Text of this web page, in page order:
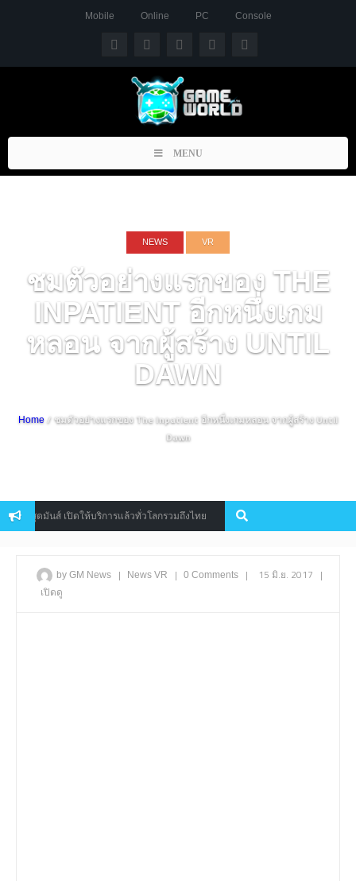
Mobile Online PC Console
Toggle
navigation
MENU
NEWS VR
ชมตัวอย่างแรกของ THE
INPATIENT อีกหนึ่งเกม
หลอน จากผู้สร้าง UNTIL
DAWN
Home / ชมตัวอย่างแรกของ The Inpatient อีกหนึ่งเกมหลอน จากผู้สร้าง Until
Dawn
สุดมันส์ เปิดให้บริการแล้วทั่วโลกรวมถึงไทย Console
by GM News | News VR | 0 Comments | 15 มิ.ย. 2017 |
เปิดดู